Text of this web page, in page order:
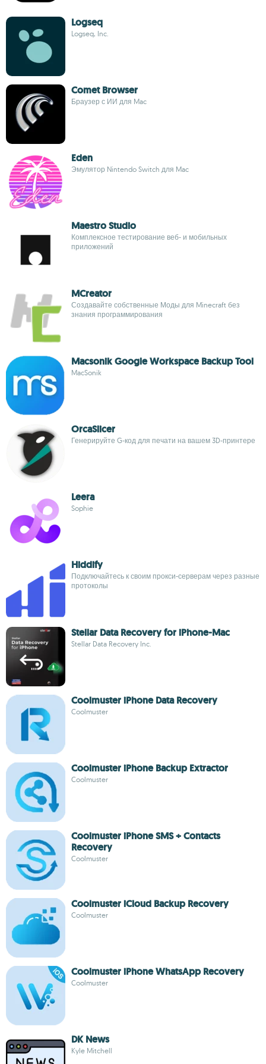
Logseq
Logseq, Inc.
Comet Browser
Браузер с ИИ для Mac
Eden
Эмулятор Nintendo Switch для Mac
Maestro Studio
Комплексное тестирование веб- и мобильных
приложений
MCreator
Создавайте собственные Моды для Minecraft без
знания программирования
Macsonik Google Workspace Backup Tool
MacSonik
OrcaSlicer
Генерируйте G-код для печати на вашем 3D-принтере
Leera
Sophie
Hiddify
Подключайтесь к своим прокси-серверам через разные
протоколы
Stellar Data Recovery for iPhone-Mac
Stellar Data Recovery Inc.
Coolmuster iPhone Data Recovery
Coolmuster
Coolmuster iPhone Backup Extractor
Coolmuster
Coolmuster iPhone SMS + Contacts
Recovery
Coolmuster
Coolmuster iCloud Backup Recovery
Coolmuster
Coolmuster iPhone WhatsApp Recovery
Coolmuster
DK News
Kyle Mitchell